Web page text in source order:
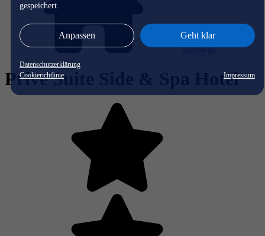
gespeichert.
Anpassen Geht klar
Datenschutzerklärung
Cookierichtlinie
Impressum
Startseite
Prive Suite Side & Spa Hotel